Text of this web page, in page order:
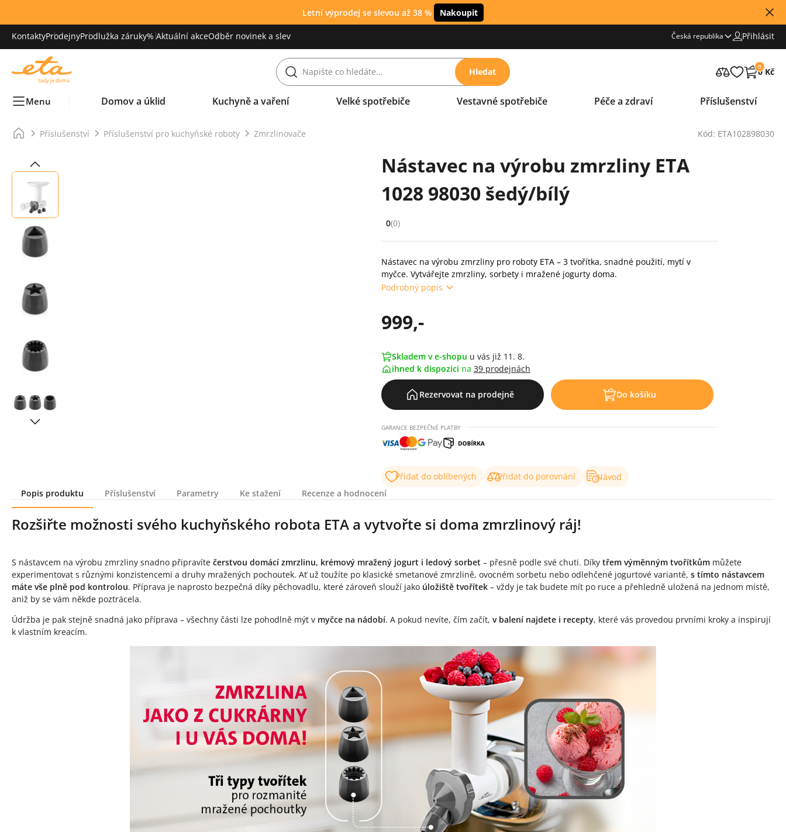
Letní výprodej se slevou až 38 % Nakoupit
KontaktyProdejnyProdlužka záruky% Aktuální akceOdběr novinek a slev Česká republika Přihlásit
Hledat 0
0 Kč
Menu Domov a úklid Kuchyně a vaření Velké spotřebiče Vestavné spotřebiče Péče a zdraví Příslušenství
Příslušenství Příslušenství pro kuchyňské roboty Zmrzlinovače Kód: ETA102898030
Nástavec na výrobu zmrzliny ETA
1028 98030 šedý/bílý
Hodnocení: 0 z 5 (0 recenzí)
0(0)
Nástavec na výrobu zmrzliny pro roboty ETA – 3 tvořítka, snadné použití, mytí v
myčce. Vytvářejte zmrzliny, sorbety i mražené jogurty doma.
Podrobný popis
999,-
Skladem v e-shopu u vás již 11. 8.
ihned k dispozici na 39 prodejnách
Rezervovat na prodejně Do košíku
GARANCE BEZPEČNÉ PLATBY
Přidat do oblíbených Přidat do porovnání
Návod
Popis produktu
Příslušenství Parametry Ke stažení Recenze a hodnocení
Popis produktu
Rozšiřte možnosti svého kuchyňského robota ETA a vytvořte si doma zmrzlinový ráj!
S nástavcem na výrobu zmrzliny snadno připravíte čerstvou domácí zmrzlinu, krémový mražený jogurt i ledový sorbet – přesně podle své chuti. Díky třem výměnným tvořítkům můžete
experimentovat s různými konzistencemi a druhy mražených pochoutek. Ať už toužíte po klasické smetanové zmrzlině, ovocném sorbetu nebo odlehčené jogurtové variantě, s tímto nástavcem
máte vše plně pod kontrolou. Příprava je naprosto bezpečná díky pěchovadlu, které zároveň slouží jako úložiště tvořítek – vždy je tak budete mít po ruce a přehledně uložená na jednom místě,
aniž by se vám někde poztrácela.
Údržba je pak stejně snadná jako příprava – všechny části lze pohodlně mýt v myčce na nádobí. A pokud nevíte, čím začít, v balení najdete i recepty, které vás provedou prvními kroky a inspirují
k vlastním kreacím.